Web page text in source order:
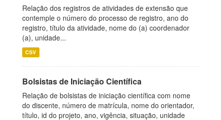
Relação dos registros de atividades de extensão que
contemple o número do processo de registro, ano do
registro, título da atividade, nome do (a) coordenador
(a), unidade...
CSV
Bolsistas de Iniciação Científica
Relação de bolsistas de iniciação científica com nome
do discente, número de matrícula, nome do orientador,
título, id do projeto, ano, vigência, situação, unidade